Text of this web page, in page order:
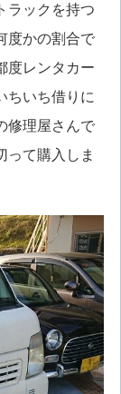
ラックを持つ
度かの割合で
度レンタカー
ちいち借りに
修理屋さんで
って購入しま